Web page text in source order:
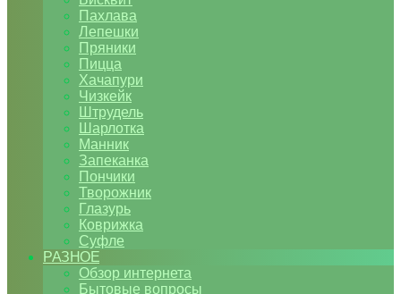
Пахлава
Лепешки
Пряники
Пицца
Хачапури
Чизкейк
Штрудель
Шарлотка
Манник
Запеканка
Пончики
Творожник
Глазурь
Коврижка
Суфле
РАЗНОЕ
Обзор интернета
Бытовые вопросы